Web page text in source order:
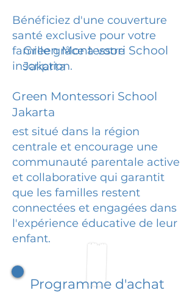
Bénéficiez d'une couverture
santé exclusive pour votre
famille grâce à votre
inscription.
Green Montessori School
Jakarta
Green Montessori School
Jakarta
est situé dans la région
centrale et encourage une
communauté parentale active
et collaborative qui garantit
que les familles restent
connectées et engagées dans
l'expérience éducative de leur
enfant.
Programme d'achat